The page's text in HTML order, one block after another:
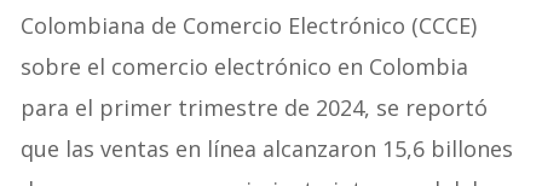
Colombiana de Comercio Electrónico (CCCE)
sobre el comercio electrónico en Colombia
para el primer trimestre de 2024, se reportó
que las ventas en línea alcanzaron 15,6 billones